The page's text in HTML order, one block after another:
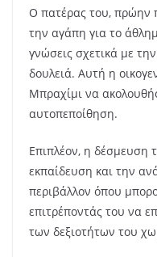
Ο πατέρας του, πρώην
την αγάπη για το
γνώσεις σχετικά με
δουλειά. Αυτή η
Μπραχίμι να
αυτοπεποίθηση.
Επιπλέον, η δέσμευση
εκπαίδευση και την
περιβάλλον όπου
επιτρέποντάς του να
των δεξιοτήτων του